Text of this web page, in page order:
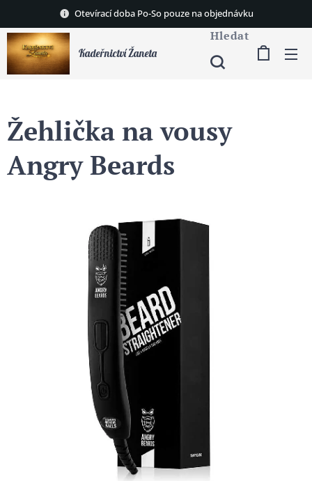
Otevírací doba Po-So pouze na objednávku
Kadeřnictví Žaneta
Hledat
Žehlička na vousy
Angry Beards